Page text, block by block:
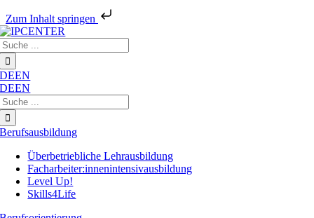
Zum Inhalt springen
Zum
Inhalt
springen
DEEN
DEEN
Berufsausbildung
Überbetriebliche Lehrausbildung
Facharbeiter:innenintensivausbildung
Level Up!
Skills4Life